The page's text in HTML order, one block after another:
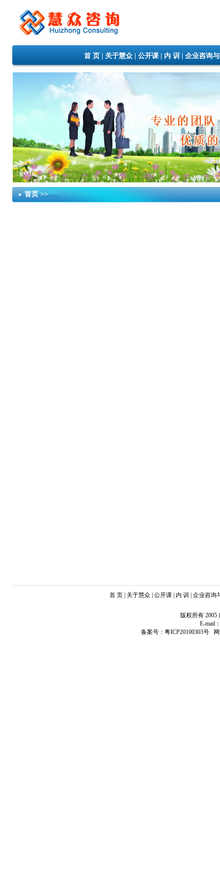
首 页| 关于慧众| 公开课| 内 训 企业咨询
首页 >>
首 页 | 关于慧众 | 公开课 | 内 训 | 企业咨
版权所有 2005
E-mail
备案号：粤ICP20100303号